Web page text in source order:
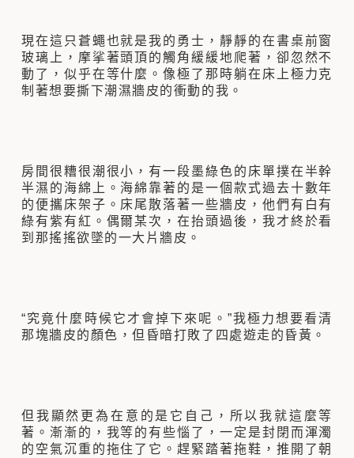
現在這只蒼蠅也就是我的勇士，靜靜的在書桌前窗
玻璃上，摩挲著頭頂的觸角緩緩地爬著，卻忽然不
動了，似乎在等什麼。像極了那時躺在床上極力克
制著想要撕下潮濕牆皮的衝動的我。
房間很糟很潮很小，有一段墨綠色的床單撲在半幹
半濕的海綿上。海綿靠著的是一個款式過去十數年
的便攜床架子。床尾散落著一些牆皮，他們有白有
綠有紫有紅。偶爾某次，在抬頭過後，我才終於看
到那搖搖欲墜的一大片牆皮。
“究竟什麼時候它才會掉下來呢。”我極力想要看清
那塊牆皮的顏色，但昏暗打敗了四處遊走的昏黃。
但我顯然更為在意的是它自己，所以我就這麼等
著。漸漸的，我等的有些惱了，一定是封閉而渾濁
的空氣沉重的拖住了它。趕緊踏著拖鞋，推開了朝